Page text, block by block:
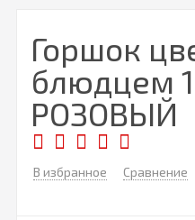
Горшок
блюдцем
РОЗОВЫЙ
В избранное Сравнение